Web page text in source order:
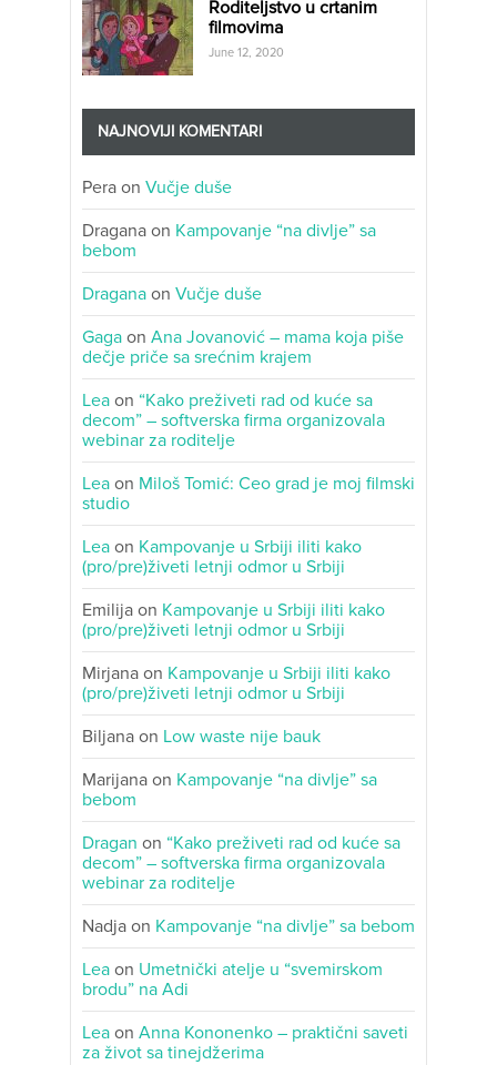
Roditeljstvo u crtanim
filmovima
June 12, 2020
NAJNOVIJI KOMENTARI
Pera on Vučje duše
Dragana on Kampovanje “na divlje” sa
bebom
Dragana on Vučje duše
Gaga on Ana Jovanović – mama koja piše
dečje priče sa srećnim krajem
Lea on “Kako preživeti rad od kuće sa
decom” – softverska firma organizovala
webinar za roditelje
Lea on Miloš Tomić: Ceo grad je moj filmski
studio
Lea on Kampovanje u Srbiji iliti kako
(pro/pre)živeti letnji odmor u Srbiji
Emilija on Kampovanje u Srbiji iliti kako
(pro/pre)živeti letnji odmor u Srbiji
Mirjana on Kampovanje u Srbiji iliti kako
(pro/pre)živeti letnji odmor u Srbiji
Biljana on Low waste nije bauk
Marijana on Kampovanje “na divlje” sa
bebom
Dragan on “Kako preživeti rad od kuće sa
decom” – softverska firma organizovala
webinar za roditelje
Nadja on Kampovanje “na divlje” sa bebom
Lea on Umetnički atelje u “svemirskom
brodu” na Adi
Lea on Anna Kononenko – praktični saveti
za život sa tinejdžerima